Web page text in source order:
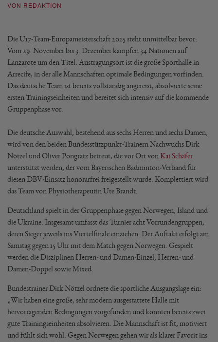
VON REDAKTION
Die U17-Team-Europameisterschaft 2025 steht unmittelbar bevor:
Vom 29. November bis 3. Dezember kämpfen 34 Nationen auf
Lanzarote um den Titel. Austragungsort ist die große Sporthalle in
Arrecife, in der alle Mannschaften optimale Bedingungen vorfinden.
Das deutsche Team ist bereits vollständig angereist, absolvierte seine
ersten Trainingseinheiten und bereitet sich intensiv auf die kommende
Gruppenphase vor.
Die deutsche Auswahl, bestehend aus sechs Herren und sechs Damen,
wird von den beiden Bundesstützpunkt-Trainern Nachwuchs Dirk
Nötzel und Oliver Pongratz betreut, die vor Ort von Kai Schäfer
unterstützt werden, der vom Bayerischen Badminton-Verband für
diesen DBV-Einsatz honorarfrei freigestellt wurde. Komplettiert wird
das Team von Physiotherapeutin Ute Brandt.
Deutschland spielt in der Gruppenphase gegen Norwegen, Island und
die Ukraine. Insgesamt umfasst das Turnier acht Vorrundengruppen,
deren Sieger jeweils ins Viertelfinale einziehen. Der Auftakt erfolgt am
Samstag gegen 15 Uhr mit dem Match gegen Norwegen. Gespielt
werden die Disziplinen Herren- und Damen-Einzel, Herren- und
Damen-Doppel sowie Mixed.
Bundestrainer Dirk Nötzel ordnete die sportliche Ausgangslage ein:
„Wir haben eine große, sehr modern ausgestattete Halle mit
hervorragenden Bedingungen vorgefunden und konnten bereits zwei
gute Trainingseinheiten absolvieren. Die Mannschaft ist fit, motiviert
und fühlt sich wohl. Gegen Norwegen gehen wir als klarer Favorit ins